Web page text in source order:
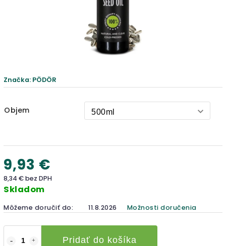
Značka: PÖDÖR
Objem
9,93 €
8,34 € bez DPH
Skladom
Môžeme doručiť do: 11.8.2026 Možnosti doručenia
Pridať do košíka